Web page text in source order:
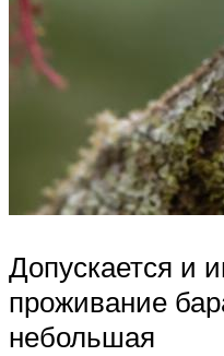
Допускается и
проживание
небольшая